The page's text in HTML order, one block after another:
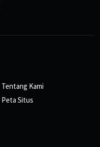
Tentang Kami
Peta Situs